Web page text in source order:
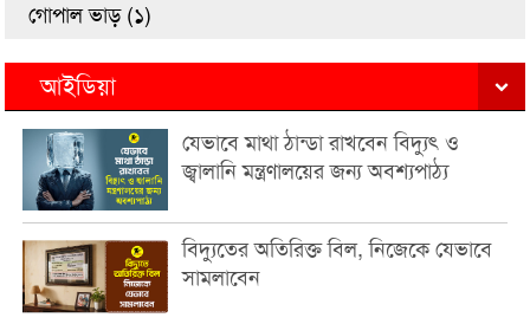
গোপাল ভাড় (১)
আইডিয়া
যেভাবে মাথা ঠান্ডা রাখবেন বিদ্যুৎ ও
জ্বালানি মন্ত্রণালয়ের জন্য অবশ্যপাঠ্য
বিদ্যুতের অতিরিক্ত বিল, নিজেকে যেভাবে
সামলাবেন